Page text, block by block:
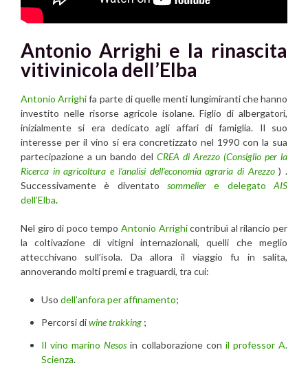
Antonio Arrighi e la rinascita
vitivinicola dell’Elba
Antonio Arrighifa parte di quelle menti lungimiranti che hanno
investito nelle risorse agricole isolane. Figlio di albergatori,
inizialmente si era dedicato agli affari di famiglia. Il suo
interesse per il vino si era concretizzato nel 1990 con la sua
partecipazione a un bando del CREA di Arezzo (Consiglio per la
Ricerca in agricoltura e l’analisi dell’economia agraria di Arezzo) .
Successivamente è diventato sommelier e delegato AIS
dell’Elba.
Nel giro di poco tempo Antonio Arrighicontribuì al rilancio per
la coltivazione di vitigni internazionali, quelli che meglio
attecchivano sull’isola. Da allora il viaggio fu in salita,
annoverando molti premi e traguardi, tra cui:
Uso dell’anfora per affinamento;
Percorsi diwine trakking ;
Il vino marinoNesosin collaborazione con il professor A.
Scienza.